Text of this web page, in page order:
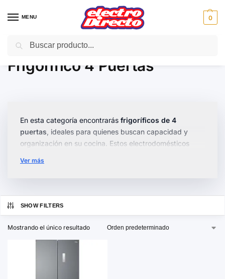
MENU 0
Inicio Gama blanca Frigorificos
Frigorifico 4 Puertas
En esta categoría encontrarás frigoríficos de 4
puertas , ideales para quienes buscan capacidad y
organización en su cocina. Estos electrodomésticos
frescos y congelados, manteniendo todo a la vista y al
flexibles
controles digitales
Ver más
SHOW FILTERS
Mostrando el único resultado